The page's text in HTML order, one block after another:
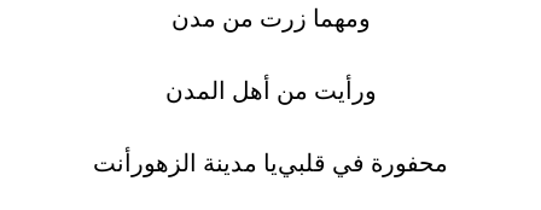
ومهما زرت من مدن
ورأيت من أهل المدن
أنت يا مدينة الزهورمحفورة في قلبي